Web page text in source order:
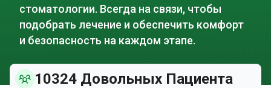
стоматологии. Всегда на связи, чтобы
подобрать лечение и обеспечить комфорт
и безопасность на каждом этапе.
10324 Довольных Пациента